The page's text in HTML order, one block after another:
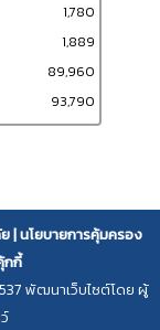
1,780
1,889
89,960
93,790
|นโยบายการคุ้มครอง
กกี้
พัฒนาเว็บไซต์โดย ผู้